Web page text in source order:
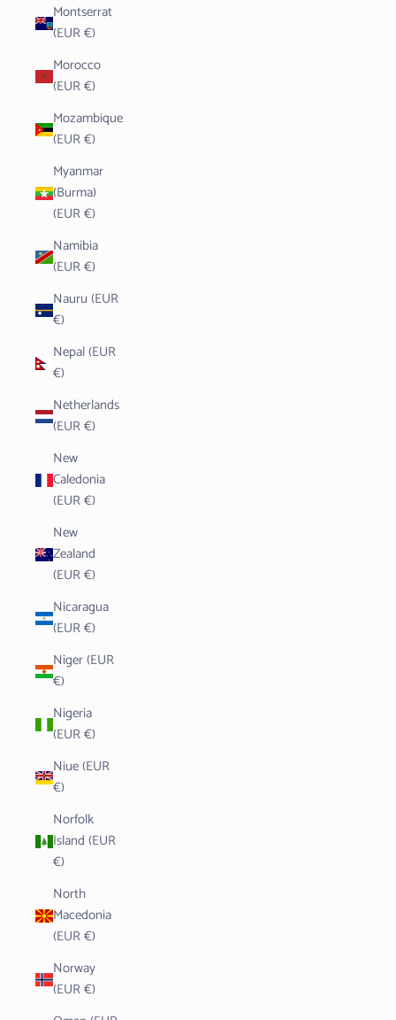
Montserrat
(EUR €)
Morocco
(EUR €)
Mozambique
(EUR €)
Myanmar
(Burma)
(EUR €)
Namibia
(EUR €)
Nauru (EUR
€)
Nepal (EUR
€)
Netherlands
(EUR €)
New
Caledonia
(EUR €)
New
Zealand
(EUR €)
Nicaragua
(EUR €)
Niger (EUR
€)
Nigeria
(EUR €)
Niue (EUR
€)
Norfolk
Island (EUR
€)
North
Macedonia
(EUR €)
Norway
(EUR €)